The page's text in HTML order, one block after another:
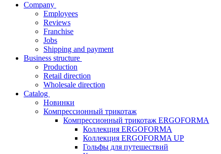
Company
Employees
Reviews
Franchise
Jobs
Shipping and payment
Business structure
Production
Retail direction
Wholesale direction
Catalog
Новинки
Компрессионный трикотаж
Компрессионный трикотаж ERGOFORMA
Коллекция ERGOFORMA
Коллекция ERGOFORMA UP
Гольфы для путешествий